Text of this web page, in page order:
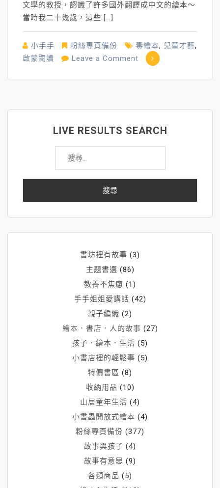
還
實
文學的教授，認識了許多國外翻譯成中文的繪本～
當時我二十幾歲，這些 […]
小手手 粉絲專頁備份 毒繪本, 兒童才藝,
啟蒙閱讀
Leave a Comment on
繪
成
為
繪
LIVE RESULTS SEARCH
搜
關
書坊裡有故事 (3)
主題書選 (86)
教養不焦慮 (1)
手手姐姐愛講話 (42)
親子編織 (2)
繪本．書店．人的故事 (27)
孩子．繪本．生活 (5)
小書店裡的輕鬆事 (5)
特價書區 (8)
收納用品 (10)
山居童年生活 (4)
小書蟲開放式繪本 (4)
粉絲專頁備份 (377)
故事與孩子 (4)
故事有意思 (9)
各類商品 (5)